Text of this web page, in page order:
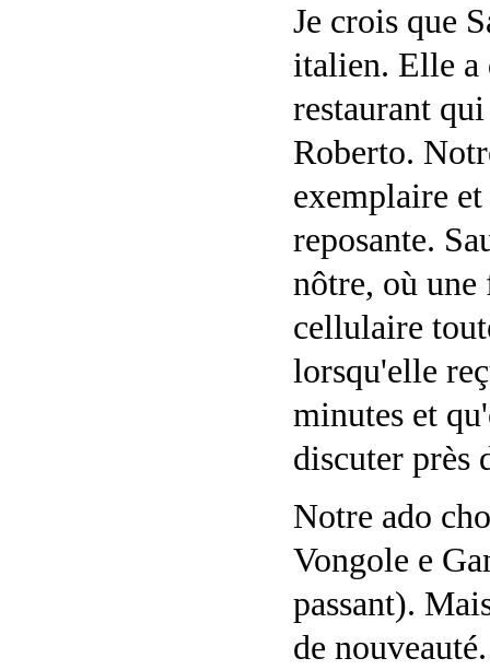
Je crois que
italien. Elle a
restaurant
Roberto.
exemplaire
reposante.
nôtre, où une
cellulaire
lorsqu'elle
minutes et
discuter près
Notre ado
Vongole e
passant).
de